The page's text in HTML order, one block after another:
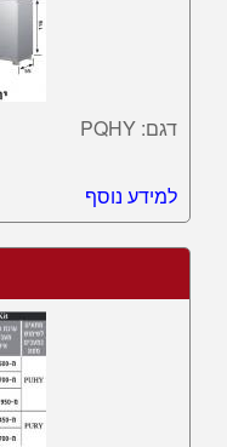
דגם: PQHY
למידע נוסף